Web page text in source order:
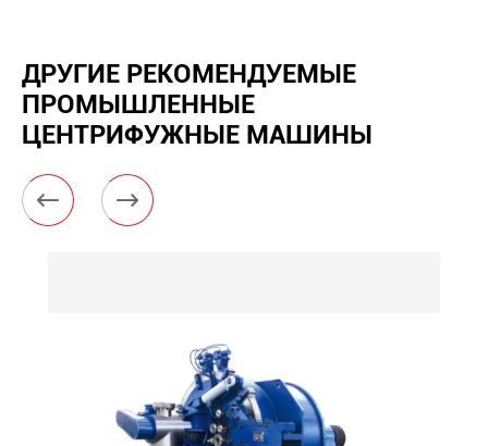
ДРУГИЕ РЕКОМЕНДУЕМЫЕ
ПРОМЫШЛЕННЫЕ
ЦЕНТРИФУЖНЫЕ МАШИНЫ
 